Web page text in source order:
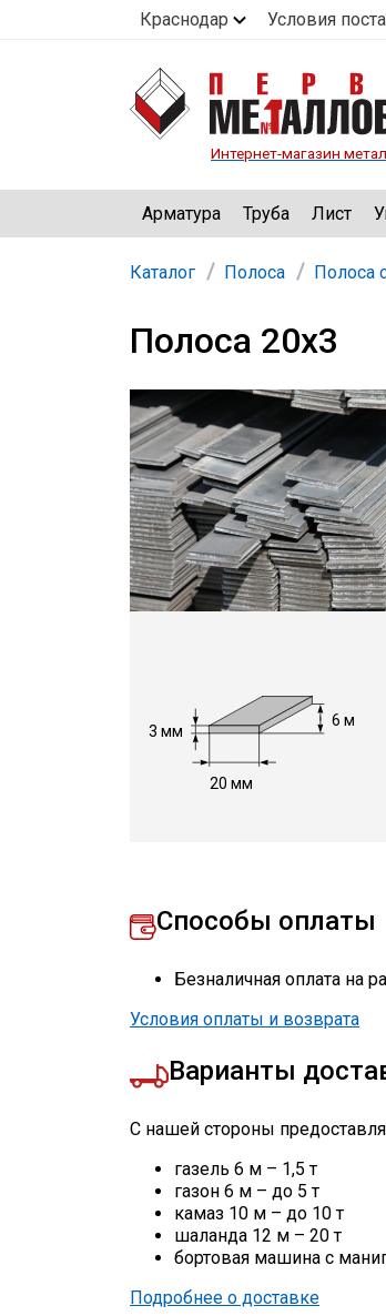
Краснодар Условия
Интернет-магазин
Арматура Труба Лист
Каталог Полоса Полоса
Полоса 20х3
3 мм
6 м
20 мм
Способы оплаты
Безналичная оплата на
Условия оплаты и возврата
Варианты
С нашей стороны
газель 6 м – 1,5 т
газон 6 м – до 5 т
камаз 10 м – до 10 т
шаланда 12 м – 20 т
бортовая машина с
Подробнее о доставке